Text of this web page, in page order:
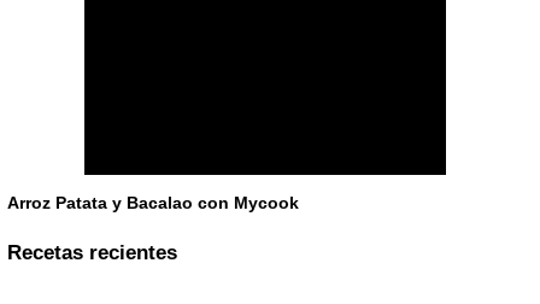
Arroz Patata y Bacalao con Mycook
Recetas recientes